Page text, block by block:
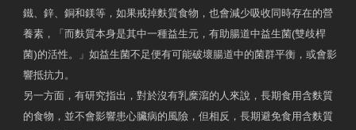
鐵、鋅、銅和鎂等，如果戒掉麩質食物，也會減少吸收同時存在的營
養素，「而麩質本身是其中一種益生元，有助腸道中益生菌(雙歧桿
菌)的活性。」如益生菌不足便有可能破壞腸道中的菌群平衡，或會影
響抵抗力。
另一方面，有研究指出，對於沒有乳糜瀉的人來說，長期食用含麩質
的食物，並不會影響患心臟病的風險，但相反，長期避免食用含麩質